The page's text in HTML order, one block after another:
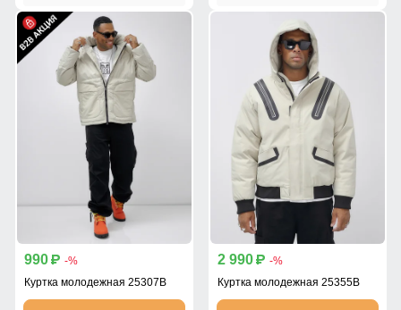
990 p -%
Куртка молодежная 25307B
2 990 p -%
Куртка молодежная 25355B